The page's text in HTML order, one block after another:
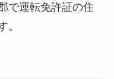
で運転免許証の住
。